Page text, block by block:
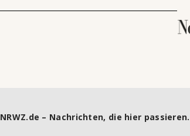
NRWZ.de – Nachrichten, die hier